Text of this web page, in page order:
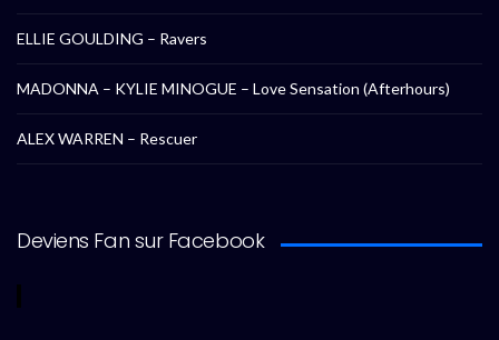
ELLIE GOULDING – Ravers
MADONNA – KYLIE MINOGUE – Love Sensation (Afterhours)
ALEX WARREN – Rescuer
Deviens Fan sur Facebook